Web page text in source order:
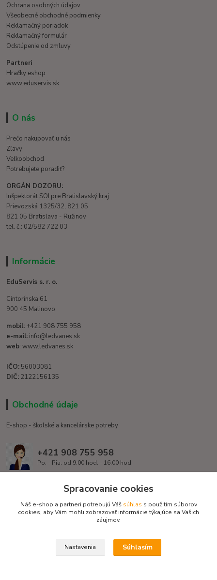
Ochrana osobných údajov
Všeobecné obchodné podmienky
Reklamačný poriadok
Reklamačný formulár
Odstúpenie od zmluvy
Partneri
Hračky eshop
www.eduservis.sk
O nás
Prečo nakupovať u nás
Zľavy
Veľkoobchod
Potrebujete poradiť?
ORGÁN DOZORU:
Inšpektorát SOI pre Bratislavský kraj
Prievozská 1325/32, 821 05
821 05 Bratislava - Ružinov
tel. č.: 02/582 722 03
Informácie
EduServis s. r. o.
Cintorínska 61
900 45 Malinovo
mobil: +421 908 755 958
e-mail: info@ledvanes.sk
web: www.ledvanes.sk
IČO: 56003081
DIČ: 2122156135
Obchodné údaje
E-shop - školské a kancelárske potreby
+421 908 755 958
Po. - Pia. od 9:00 hod. - 16:00 hod.
info@ledvanes.sk
Copyright © 2016 EduServis s. r. o. - Všetky práva vyhradené / Design
Spracovanie cookies
Náš e-shop a partneri potrebujú Váš súhlas s použitím súborov
cookies, aby Vám mohli zobrazovať informácie týkajúce sa Vašich
záujmov.
Nastavenia Súhlasím